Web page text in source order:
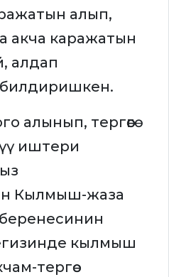
алып,
акча каражатын
алдап
алынып, тергөөгө
иштери
Кылмыш-жаза
кылмыш
тергөө